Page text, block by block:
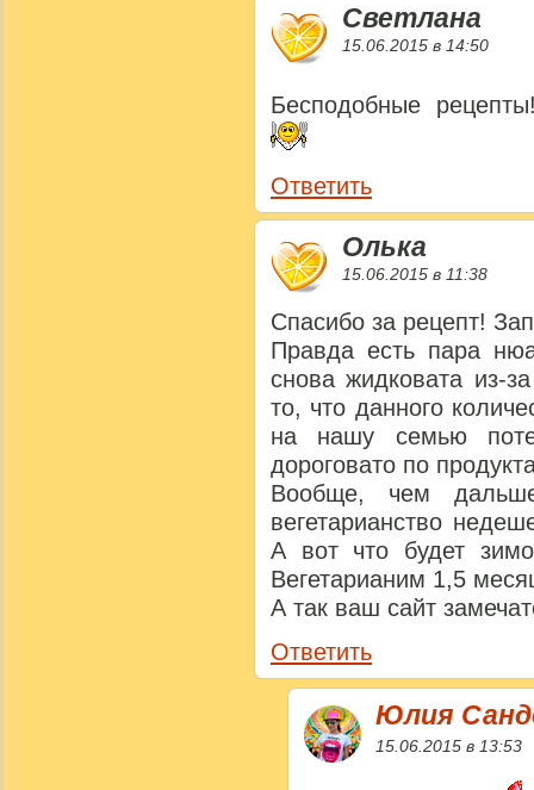
Светлана
15.06.2015 в 14:50
Бесподобные
Ответить
Олька
15.06.2015 в 11:38
Спасибо за рецепт!
Правда есть пара
снова жидковата из-
то, что данного
на нашу семью
дороговато по
Вообще, чем
вегетарианство
А вот что будет
Вегетарианим 1,5
А так ваш сайт
Ответить
Юлия
15.06.2015 в 13:53